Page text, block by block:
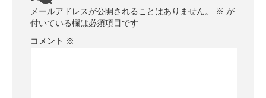
メールアドレスが公開されることはありません。 ※ が
付いている欄は必須項目です
コメント ※